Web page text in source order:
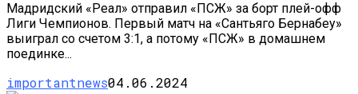
Мадридский «Реал» отправил «ПСЖ» за борт плей-офф
Лиги Чемпионов. Первый матч на «Сантьяго Бернабеу»
выиграл со счетом 3:1, а потому «ПСЖ» в домашнем
поединке...
importantnews04.06.2024